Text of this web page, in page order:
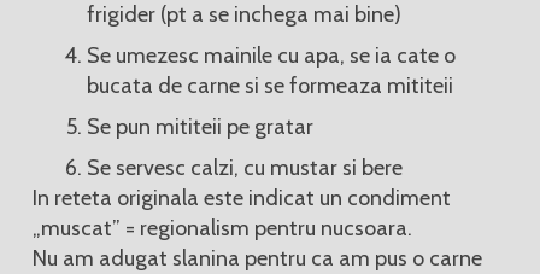
frigider (pt a se inchega mai bine)
Se umezesc mainile cu apa, se ia cate o
bucata de carne si se formeaza mititeii
Se pun mititeii pe gratar
Se servesc calzi, cu mustar si bere
In reteta originala este indicat un condiment
„muscat” = regionalism pentru nucsoara.
Nu am adugat slanina pentru ca am pus o carne